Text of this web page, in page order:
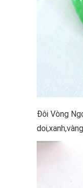
Đôi Vòng